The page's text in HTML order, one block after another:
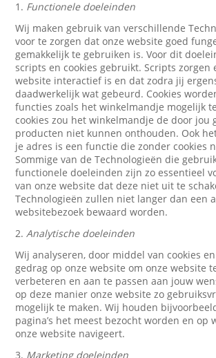
1. Functionele doeleinden
Wij maken gebruik van verschillende
voor te zorgen dat onze website goed
gemakkelijk te gebruiken is. Voor dit
scripts en cookies gebruikt. Scripts zorgen
website interactief is en dat zodra jij
daadwerkelijk wat gebeurd. Cookies
functies zoals het winkelmandje mogelijk
cookies zou het winkelmandje de door jou
producten niet kunnen onthouden. Ook
je adres is een functie die zonder cookies
Sommige van de Technologieën die
functionele doeleinden zijn zo essentieel
van onze website dat deze niet uit te
Technologieën zullen niet langer dan een
websitebezoek bewaard worden.
2.Analytische doeleinden
Wij analyseren, door middel van cookies
gedrag op onze website om onze website
verbeteren en aan te passen aan jouw
op deze manier onze website zo
mogelijk te maken. Wij houden
pagina’s het meest bezocht worden en op
onze website navigeert.
3. Marketing doeleinden